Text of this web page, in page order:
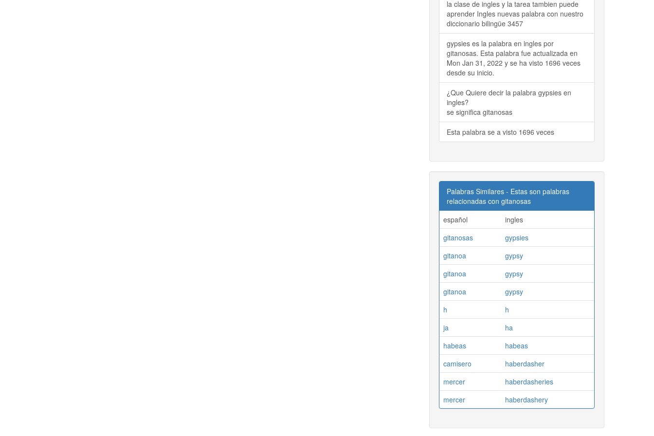
la clase de ingles y la tarea tambien puede
aprender Ingles nuevas palabra con nuestro
diccionario bilingüe 3457
gypsies es la palabra en ingles por
gitanosas. Esta palabra fue actualizada en
Mon Jan 31, 2022 y se ha visto 1696 veces
desde su inicio.
¿Que Quiere decir la palabra gypsies en
ingles?
se significa gitanosas
Esta palabra se a visto 1696 veces
Palabras Similares - Estas son palabras
relacionadas con gitanosas
español
ingles
gitanosas
gypsies
gitanoa
gypsy
gitanoa
gypsy
gitanoa
gypsy
h
h
ja
ha
habeas
habeas
camisero
haberdasher
mercer
haberdasheries
mercer
haberdashery